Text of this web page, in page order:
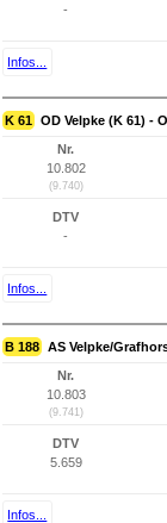
-
Infos...
K 61 OD Velpke (K 61) -
Nr.
10.802
(9.740)
DTV
-
Infos...
B 188 AS Velpke/
Nr.
10.803
(9.741)
DTV
5.659
Infos...